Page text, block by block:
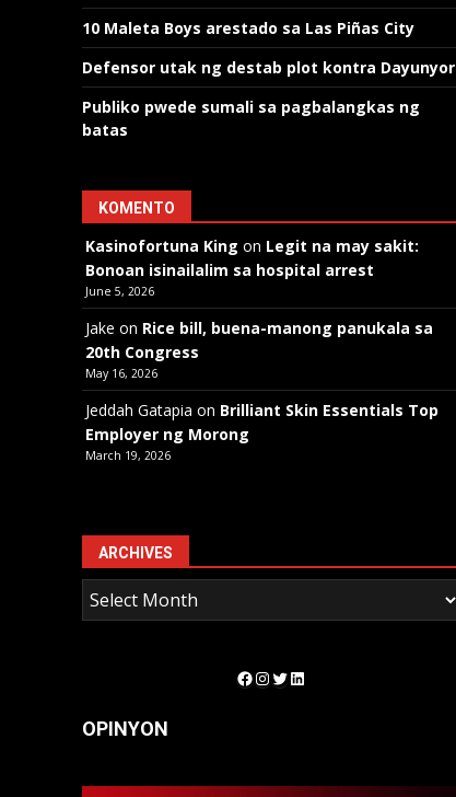
10 Maleta Boys arestado sa Las Piñas City
Defensor utak ng destab plot kontra Dayunyor
Publiko pwede sumali sa pagbalangkas ng
batas
KOMENTO
Kasinofortuna King on Legit na may sakit:
Bonoan isinailalim sa hospital arrest
June 5, 2026
Jake on Rice bill, buena-manong panukala sa
20th Congress
May 16, 2026
Jeddah Gatapia on Brilliant Skin Essentials Top
Employer ng Morong
March 19, 2026
ARCHIVES
Facebook
Instagram
Twitter
LinkedIn
OPINYON